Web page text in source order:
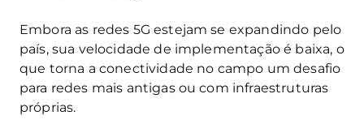
Embora as redes 5G estejam se expandindo pelo
país, sua velocidade de implementação é baixa, o
que torna a conectividade no campo um desafio
para redes mais antigas ou com infraestruturas
próprias.